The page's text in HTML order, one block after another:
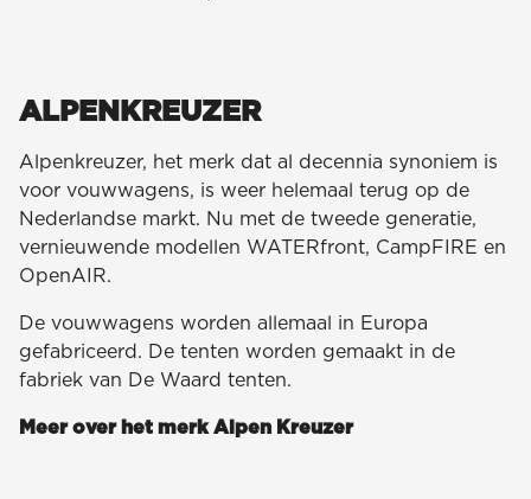
ALPENKREUZER
Alpenkreuzer, het merk dat al decennia synoniem is
voor vouwwagens, is weer helemaal terug op de
Nederlandse markt. Nu met de tweede generatie,
vernieuwende modellen WATERfront, CampFIRE en
OpenAIR.
De vouwwagens worden allemaal in Europa
gefabriceerd. De tenten worden gemaakt in de
fabriek van De Waard tenten.
Meer over het merk Alpen Kreuzer